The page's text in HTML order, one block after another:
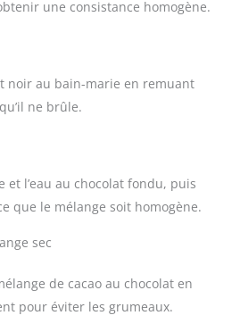
une consistance homogène.
noir au bain-marie en remuant
ne brûle.
l’eau au chocolat fondu, puis
que le mélange soit homogène.
sec
de cacao au chocolat en
pour éviter les grumeaux.